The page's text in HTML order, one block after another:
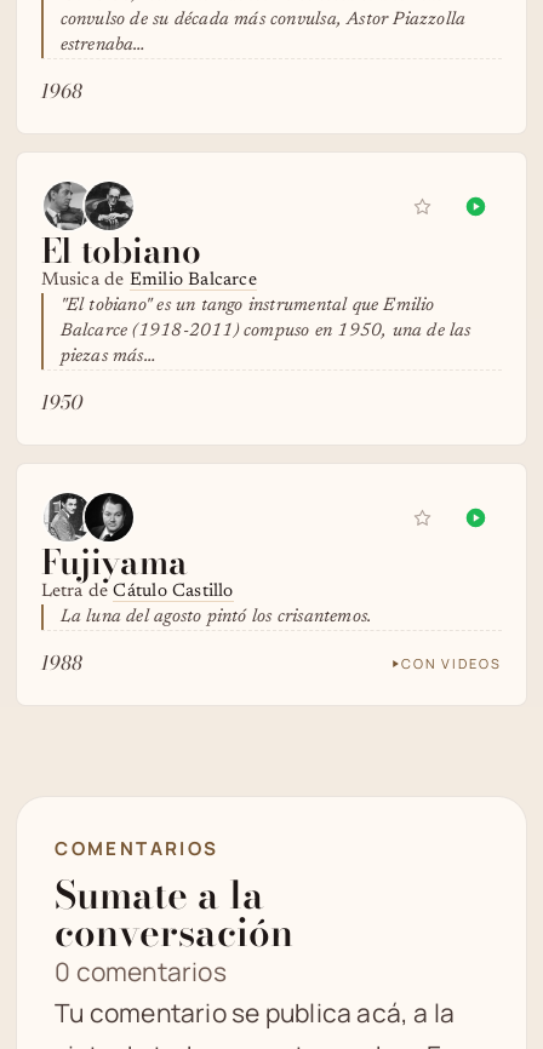
convulso de su década más convulsa, Astor Piazzolla
estrenaba…
1968
El tobiano
Musica de Emilio Balcarce
"El tobiano" es un tango instrumental que Emilio
Balcarce (1918-2011) compuso en 1950, una de las
piezas más…
1950
Fujiyama
Letra deCátulo Castillo
La luna del agosto pintó los crisantemos.
1988 CON VIDEOS
COMENTARIOS
Sumate a la
conversación
0 comentarios
Tu comentario se publica acá, a la